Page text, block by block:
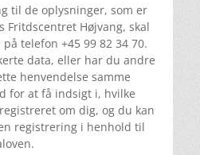
til de oplysninger, som er
Fritdscentret Højvang, skal
telefon +45 99 82 34 70.
data, eller har du andre
henvendelse samme
for at få indsigt i, hvilke
om dig, og du kan
registrering i henhold til